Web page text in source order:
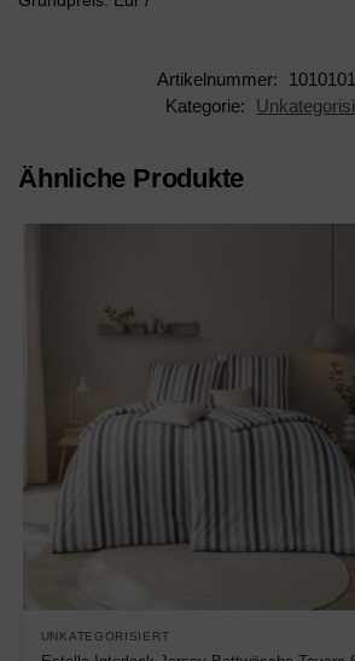
Artikelnummer:
Kategorie:
Ähnliche Produkte
UNKATEGORISIERT